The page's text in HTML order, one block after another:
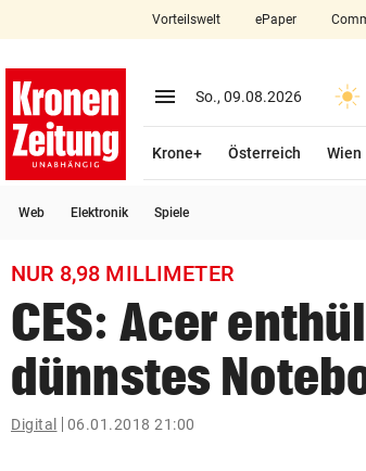
close
account_circle Anmelden
arrow_right
bookmark
Suchbegriff
eingeben
Vorteilswelt ePaper
menu Menü aufklappen
So., 09.08.2026
Krone+ Österreich Wien
Web Elektronik Spiele
NUR 8,98 MILLIMETER
CES: Acer
dünnstes
Digital 06.01.2018 21:00